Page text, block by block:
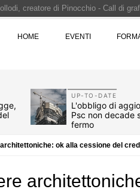
HOME EVENTI
UP-TO-DATE
L'obbligo di
Psc non decade
fermo
ok alla cessione del
creatore di Pinocchio - Call di
Fabrizio Ciappina vince il concorso di
- Concorso di progettazione a